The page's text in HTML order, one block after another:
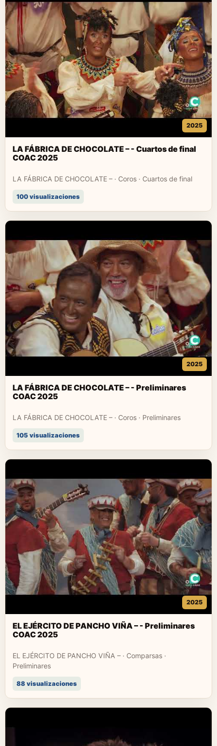
2025
LA FÁBRICA DE CHOCOLATE – - Cuartos de final
COAC 2025
LA FÁBRICA DE CHOCOLATE – · Coros · Cuartos de final
100 visualizaciones
2025
LA FÁBRICA DE CHOCOLATE – - Preliminares
COAC 2025
LA FÁBRICA DE CHOCOLATE – · Coros · Preliminares
105 visualizaciones
2025
EL EJÉRCITO DE PANCHO VIÑA – - Preliminares
COAC 2025
EL EJÉRCITO DE PANCHO VIÑA – · Comparsas ·
Preliminares
88 visualizaciones